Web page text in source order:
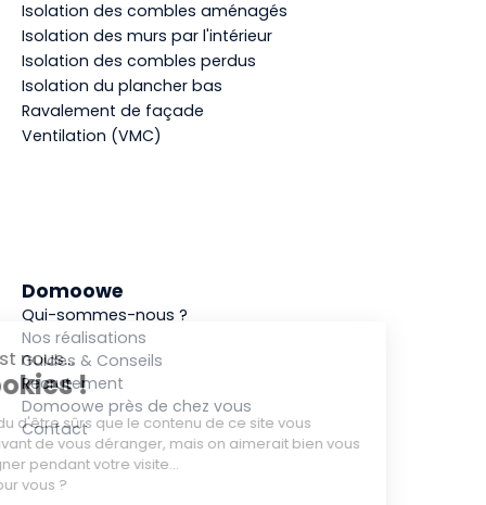
Domoowe
Qui-sommes-nous ?
Nos réalisations
Guides & Conseils
Recrutement
Domoowe près de chez vous
Contact
Isolation des combles aménagés
Isolation des murs par l'intérieur
Isolation des combles perdus
Isolation du plancher bas
Ravalement de façade
Ventilation (VMC)